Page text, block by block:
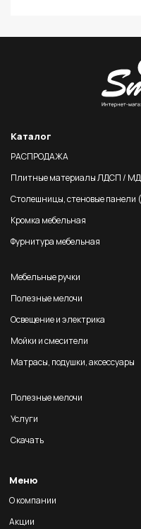
Каталог
РАСПРОДАЖА
Плитные материалы ЛДСП /
Столешницы, стеновые панели
Кромка мебельная
Фурнитура мебельная
Мебельные ручки
Полезные мелочи
Освещение и электрика
Мойки и смесители
Матрасы, подушки, аксессуары
Полезные мелочи
Услуги
Скачать
Меню
О компании
Акции